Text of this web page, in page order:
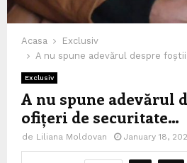
Acasa
Exclusiv
A nu spune adevărul despre
Exclusiv
A nu spune adevărul
ofițeri de securitate…
de Liliana Moldovan January 18,